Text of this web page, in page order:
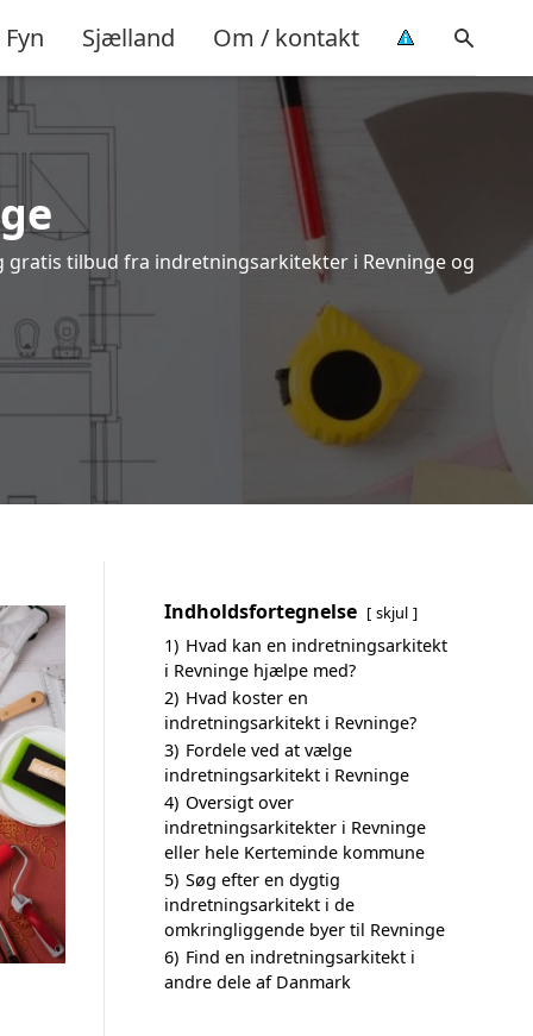
Fyn Sjælland Om / kontakt
tilbud fra indretningsarkitekter i Revninge og
Indholdsfortegnelse skjul
1) Hvad kan en indretningsarkitekt
i Revninge hjælpe med?
2) Hvad koster en
indretningsarkitekt i Revninge?
3) Fordele ved at vælge
indretningsarkitekt i Revninge
4) Oversigt over
indretningsarkitekter i Revninge
eller hele Kerteminde kommune
5) Søg efter en dygtig
indretningsarkitekt i de
omkringliggende byer til Revninge
6) Find en indretningsarkitekt i
andre dele af Danmark